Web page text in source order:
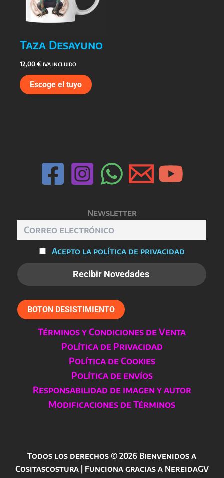
Taza Desayuno
12,00€ IVA INCLUIDO
Escoge el tuyo
Newsletter
Acepto la política de privacidad
BOTON DESISTIMIENTO
Términos y Condiciones de Venta
Política de Privacidad
Política de Cookies
Política de envíos
Responsabilidad de imagen y autor
Modificaciones de Términos
Todos los derechos © 2026 Bienvenidos a
Cositascostura | Funciona gracias a NereidaGV